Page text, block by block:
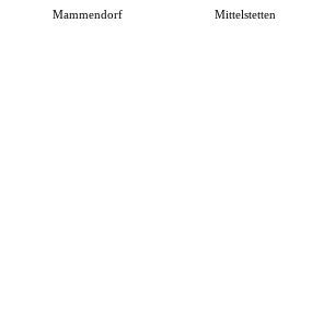
Mammendorf Mittelstetten